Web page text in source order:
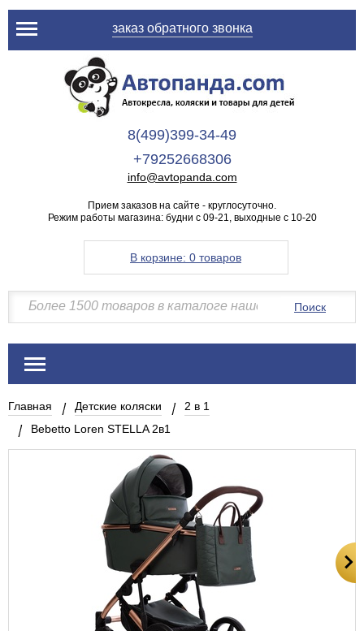
заказ обратного звонка
8(499)399-34-49
+79252668306
info@avtopanda.com
Прием заказов на сайте - круглосуточно.
Режим работы магазина: будни с 09-21, выходные с 10-20
В корзине: 0 товаров
Поиск
Главная Детские коляски
2 в 1
Bebetto Loren STELLA 2в1